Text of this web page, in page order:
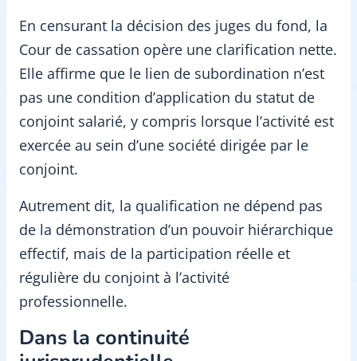
En censurant la décision des juges du fond, la
Cour de cassation opère une clarification nette.
Elle affirme que le lien de subordination n’est
pas une condition d’application du statut de
conjoint salarié, y compris lorsque l’activité est
exercée au sein d’une société dirigée par le
conjoint.
Autrement dit, la qualification ne dépend pas
de la démonstration d’un pouvoir hiérarchique
effectif, mais de la participation réelle et
régulière du conjoint à l’activité
professionnelle.
Dans la continuité